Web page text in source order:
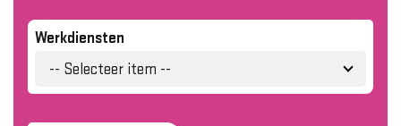
Werkdiensten
-- Selecteer item --